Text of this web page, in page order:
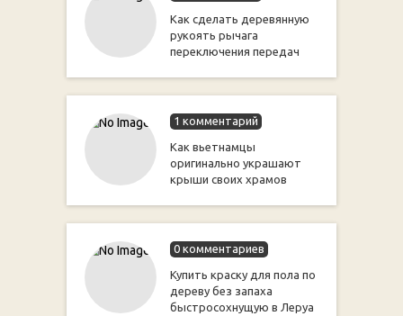
Как сделать деревянную
рукоять рычага
переключения передач
1 комментарий
Как вьетнамцы
оригинально украшают
крыши своих храмов
0 комментариев
Купить краску для пола по
дереву без запаха
быстросохнущую в Леруа